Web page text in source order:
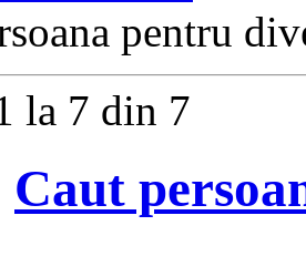
pentru
la 7 din 7
Caut